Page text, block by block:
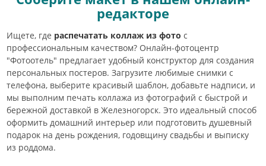
редакторе
Ищете, где распечатать коллаж из фото с
профессиональным качеством? Онлайн-фотоцентр
"Фотоотель" предлагает удобный конструктор для создания
персональных постеров. Загрузите любимые снимки с
телефона, выберите красивый шаблон, добавьте надписи, и
мы выполним печать коллажа из фотографий с быстрой и
бережной доставкой в Железногорск. Это идеальный способ
оформить домашний интерьер или подготовить душевный
подарок на день рождения, годовщину свадьбы и выписку
из роддома.